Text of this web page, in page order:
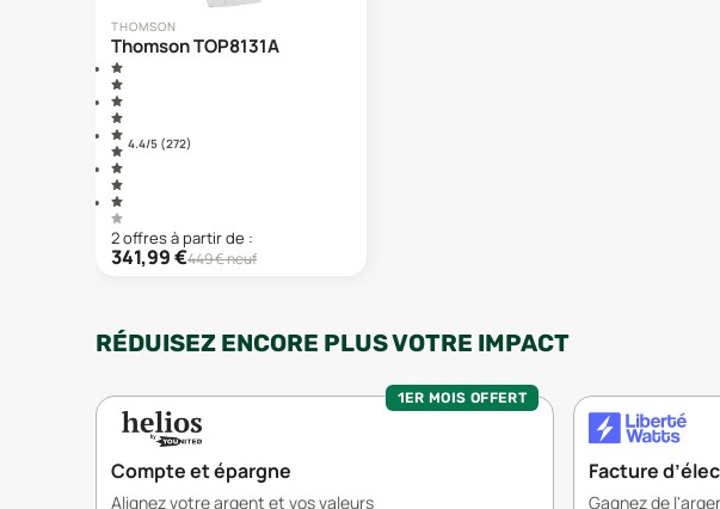
THOMSON
Thomson TOP8131A
4.4/5 (272)
2offresà partir de :
341,99€449€ neuf
RÉDUISEZ ENCORE PLUS VOTRE IMPACT
1ER MOIS OFFERT
Compte et épargne
Alignez votre argent et vos valeurs
Facture
Gagnez de